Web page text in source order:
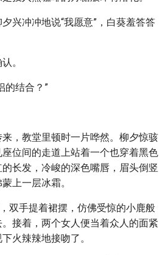
兴冲冲地说“我愿意”，白葵羞答答
。
的结合？”
，教堂里顿时一片哗然。柳夕惊骇
位间的走道上站着一个也穿着黑色
长发，冷峻的深色嘴唇，眉头倒竖
上一层冰霜。
双手提着裙摆，仿佛受惊的小鹿般
接着，两个女人便当着众人的面紧
火辣辣地接吻了。